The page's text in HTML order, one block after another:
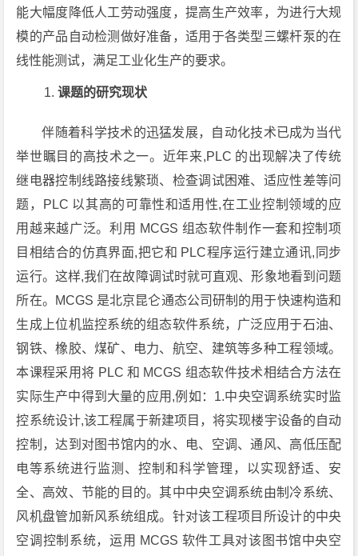
能大幅度降低人工劳动强度，提高生产效率，为进行大规
模的产品自动检测做好准备，适用于各类型三螺杆泵的在
线性能测试，满足工业化生产的要求。
课题的研究现状
伴随着科学技术的迅猛发展，自动化技术已成为当代
举世瞩目的高技术之一。近年来,PLC 的出现解决了传统
继电器控制线路接线繁琐、检查调试困难、适应性差等问
题，PLC 以其高的可靠性和适用性,在工业控制领域的应
用越来越广泛。利用 MCGS 组态软件制作一套和控制项
目相结合的仿真界面,把它和 PLC程序运行建立通讯,同步
运行。这样,我们在故障调试时就可直观、形象地看到问题
所在。MCGS 是北京昆仑通态公司研制的用于快速构造和
生成上位机监控系统的组态软件系统，广泛应用于石油、
钢铁、橡胶、煤矿、电力、航空、建筑等多种工程领域。
本课程采用将 PLC 和 MCGS 组态软件技术相结合方法在
实际生产中得到大量的应用,例如：1.中央空调系统实时监
控系统设计,该工程属于新建项目，将实现楼宇设备的自动
控制，达到对图书馆内的水、电、空调、通风、高低压配
电等系统进行监测、控制和科学管理，以实现舒适、安
全、高效、节能的目的。其中中央空调系统由制冷系统、
风机盘管加新风系统组成。针对该工程项目所设计的中央
空调控制系统，运用 MCGS 软件工具对该图书馆中央空